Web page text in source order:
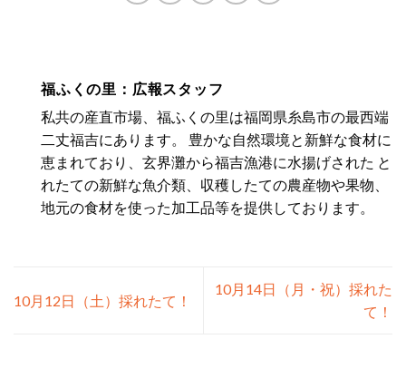
福ふくの里：広報スタッフ
私共の産直市場、福ふくの里は福岡県糸島市の最西端
二丈福吉にあります。 豊かな自然環境と新鮮な食材に
恵まれており、玄界灘から福吉漁港に水揚げされた と
れたての新鮮な魚介類、収穫したての農産物や果物、
地元の食材を使った加工品等を提供しております。
10月12日（土）採れたて！
10月14日（月・祝）採れた
て！